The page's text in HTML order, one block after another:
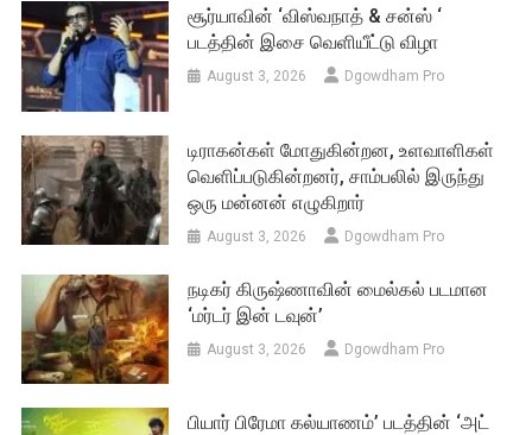
சூர்யாவின் ‘விஸ்வநாத் & சன்ஸ் ‘
படத்தின் இசை வெளியீட்டு விழா
August 3, 2026 Dgowdham Pro
டிராகன்கள் மோதுகின்றன, உளவாளிகள்
வெளிப்படுகின்றனர், சாம்பலில் இருந்து
ஒரு மன்னன் எழுகிறார்
August 3, 2026 Dgowdham Pro
நடிகர் கிருஷ்ணாவின் மைல்கல் படமான
‘மர்டர் இன் டவுன்’
August 3, 2026 Dgowdham Pro
பியார் பிரேமா கல்யாணம்’ படத்தின் ‘அட்